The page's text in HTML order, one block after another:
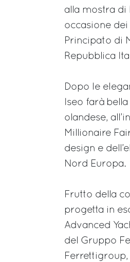
alla mostra di
occasione dei
Principato di
Repubblica
Dopo le
Iseo farà
olandese,
Millionaire
design e
Nord Europa.
Frutto della
progetta in
Advanced
del Gruppo